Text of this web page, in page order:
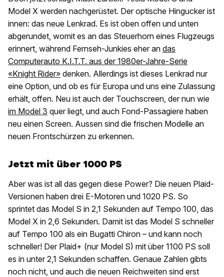
Model X werden nachgerüstet. Der optische Hingucker ist
innen: das neue Lenkrad. Es ist oben offen und unten
abgerundet, womit es an das Steuerhorn eines Flugzeugs
erinnert, während Fernseh-Junkies eher an das
Computerauto K.I.T.T. aus der 1980er-Jahre-Serie
«Knight Rider» denken. Allerdings ist dieses Lenkrad nur
eine Option, und ob es für Europa und uns eine Zulassung
erhält, offen. Neu ist auch der Touchscreen, der nun wie
im Model 3 quer liegt, und auch Fond-Passagiere haben
neu einen Screen. Aussen sind die frischen Modelle an
neuen Frontschürzen zu erkennen.
Jetzt mit über 1000 PS
Aber was ist all das gegen diese Power? Die neuen Plaid-
Versionen haben drei E-Motoren und 1020 PS. So
sprintet das Model S in 2,1 Sekunden auf Tempo 100, das
Model X in 2,6 Sekunden. Damit ist das Model S schneller
auf Tempo 100 als ein Bugatti Chiron – und kann noch
schneller! Der Plaid+ (nur Model S) mit über 1100 PS soll
es in unter 2,1 Sekunden schaffen. Genaue Zahlen gibts
noch nicht, und auch die neuen Reichweiten sind erst